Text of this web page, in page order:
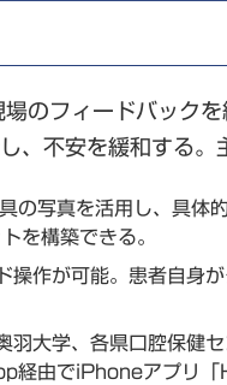
のフィードバック
不安を緩和する。
の写真を活用し、具
を構築できる。
作が可能。患者自身
大学、各県口腔保健
経由でiPhoneアプリ